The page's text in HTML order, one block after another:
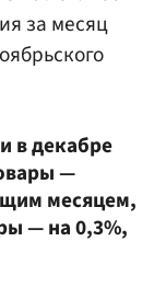
за месяц
в декабре
—
месяцем,
— на 0,3%,